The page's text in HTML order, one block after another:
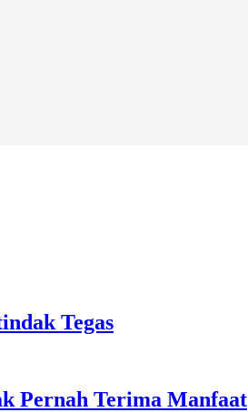
Tegas
Pernah Terima Manfaat